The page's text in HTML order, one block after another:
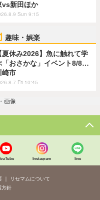
vs新田ほか
Sun 9:15
趣味・娯楽
夏休み2026】魚に触れて学
「おさかな」イベント8/8…
崎市
Fri 10:45
画像
Instagram line
リセマムについて
方針